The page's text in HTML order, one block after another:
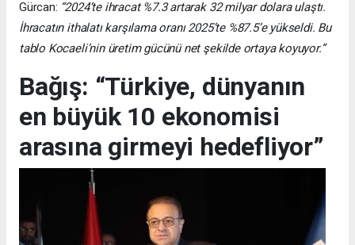
Gürcan: “2024’te ihracat %7.3 artarak 32 milyar dolara ulaştı.
İhracatın ithalatı karşılama oranı 2025’te %87.5’e yükseldi. Bu
tablo Kocaeli’nin üretim gücünü net şekilde ortaya koyuyor.”
Bağış: “Türkiye, dünyanın
en büyük 10 ekonomisi
arasına girmeyi hedefliyor”